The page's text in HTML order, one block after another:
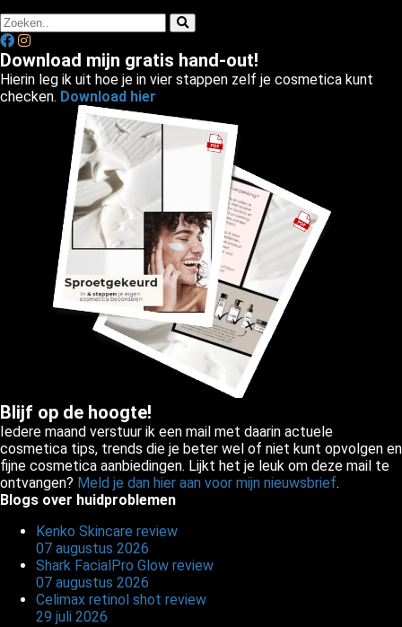
Download mijn gratis hand-out!
Hierin leg ik uit hoe je in vier stappen zelf je cosmetica kunt
checken. Download hier
Blijf op de hoogte!
Iedere maand verstuur ik een mail met daarin actuele
cosmetica tips, trends die je beter wel of niet kunt opvolgen en
fijne cosmetica aanbiedingen. Lijkt het je leuk om deze mail te
ontvangen? Meld je dan hier aan voor mijn nieuwsbrief.
Blogs over huidproblemen
Kenko Skincare review
07 augustus 2026
Shark FacialPro Glow review
07 augustus 2026
Celimax retinol shot review
29 juli 2026